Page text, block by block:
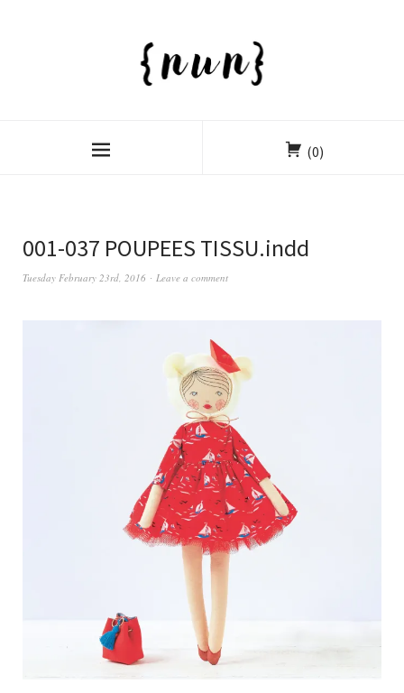
(0)
001-037 POUPEES TISSU.indd
Tuesday February 23rd, 2016 Leave a comment